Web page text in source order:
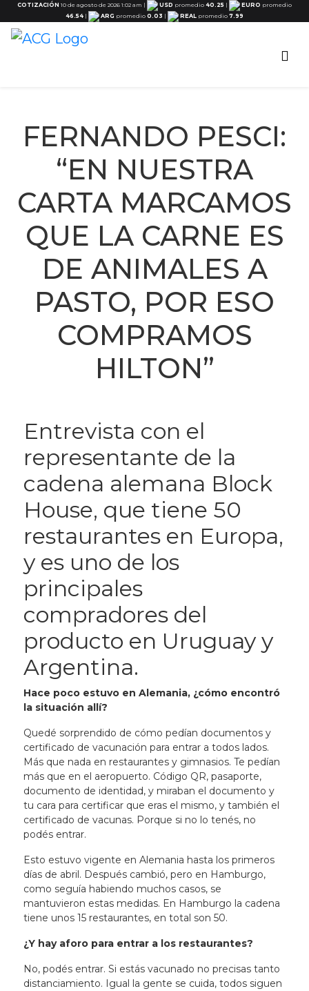
COTIZACIÓN 10 de agosto de 2026 1:02 am | USD promedio 40.25 | EURO promedio
46.54 | ARG promedio 0.03 | REAL promedio 7.99
FERNANDO PESCI:
“EN NUESTRA
CARTA MARCAMOS
QUE LA CARNE ES
DE ANIMALES A
PASTO, POR ESO
COMPRAMOS
HILTON”
Entrevista con el
representante de la
cadena alemana Block
House, que tiene 50
restaurantes en Europa,
y es uno de los
principales
compradores del
producto en Uruguay y
Argentina.
Hace poco estuvo en Alemania, ¿cómo encontró
la situación allí?
Quedé sorprendido de cómo pedían documentos y
certificado de vacunación para entrar a todos lados.
Más que nada en restaurantes y gimnasios. Te pedían
más que en el aeropuerto. Código QR, pasaporte,
documento de identidad, y miraban el documento y
tu cara para certificar que eras el mismo, y también el
certificado de vacunas. Porque si no lo tenés, no
podés entrar.
Esto estuvo vigente en Alemania hasta los primeros
días de abril. Después cambió, pero en Hamburgo,
como seguía habiendo muchos casos, se
mantuvieron estas medidas. En Hamburgo la cadena
tiene unos 15 restaurantes, en total son 50.
¿Y hay aforo para entrar a los restaurantes?
No, podés entrar. Si estás vacunado no precisas tanto
distanciamiento. Igual la gente se cuida, todos siguen